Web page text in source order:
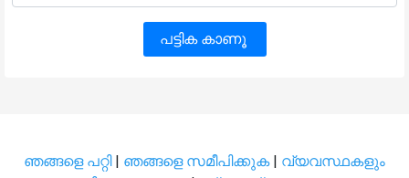
പട്ടിക കാണൂ
ഞങ്ങളെ പറ്റി| ഞങ്ങളെ സമീപിക്കുക| വ്യവസ്ഥകളും